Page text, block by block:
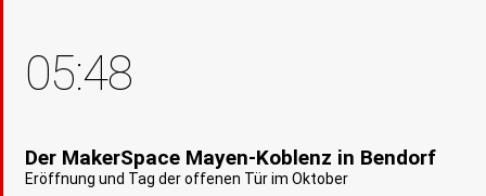
05:48
Der MakerSpace Mayen-Koblenz in Bendorf
Eröffnung und Tag der offenen Tür im Oktober